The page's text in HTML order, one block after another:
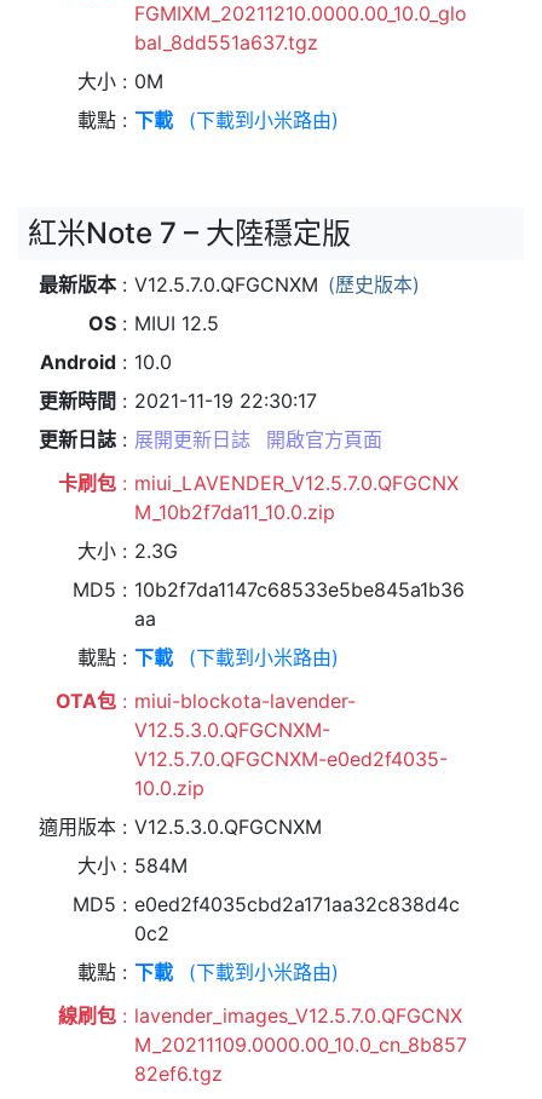
FGMIXM_20211210.0000.00_10.0_glo
bal_8dd551a637.tgz
大小
0M
載點
下載 (下載到小米路由)
紅米Note 7 – 大陸穩定版
最新版本 V12.5.7.0.QFGCNXM (歷史版本)
OS
MIUI 12.5
Android
10.0
更新時間
2021-11-19 22:30:17
更新日誌
展開更新日誌
開啟官方頁面
卡刷包
miui_LAVENDER_V12.5.7.0.QFGCNX
M_10b2f7da11_10.0.zip
大小
2.3G
MD5
10b2f7da1147c68533e5be845a1b36
aa
載點
下載
(下載到小米路由)
OTA包
miui-blockota-lavender-
V12.5.3.0.QFGCNXM-
V12.5.7.0.QFGCNXM-e0ed2f4035-
10.0.zip
適用版本
V12.5.3.0.QFGCNXM
大小
584M
MD5
e0ed2f4035cbd2a171aa32c838d4c
0c2
載點
下載
(下載到小米路由)
線刷包
lavender_images_V12.5.7.0.QFGCNX
M_20211109.0000.00_10.0_cn_8b857
82ef6.tgz